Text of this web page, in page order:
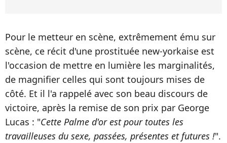
Pour le metteur en scène, extrêmement ému sur
scène, ce récit d'une prostituée new-yorkaise est
l'occasion de mettre en lumière les marginalités,
de magnifier celles qui sont toujours mises de
côté. Et il l'a rappelé avec son beau discours de
victoire, après la remise de son prix par George
Lucas : "Cette Palme d'or est pour toutes les
travailleuses du sexe, passées, présentes et futures !".